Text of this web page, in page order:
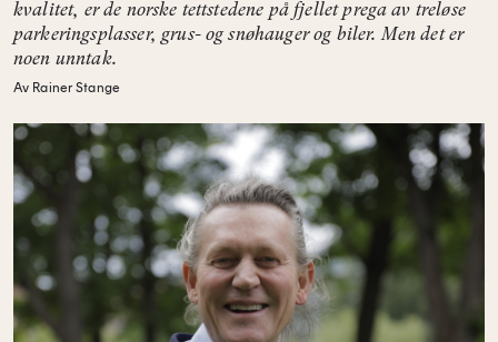
kvalitet, er de norske tettstedene på fjellet prega av treløse
parkeringsplasser, grus- og snøhauger og biler. Men det er
noen unntak.
Av Rainer Stange